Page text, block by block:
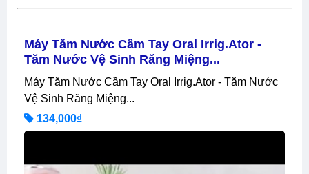
Máy Tăm Nước Cầm Tay Oral Irrig.ator -
Tăm Nước Vệ Sinh Răng Miệng...
Máy Tăm Nước Cầm Tay Oral Irrig.ator - Tăm Nước
Vệ Sinh Răng Miệng...
134,000₫